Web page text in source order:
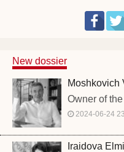
New dossier
Moshkovich
Owner of
2024-06-24
Iraidova